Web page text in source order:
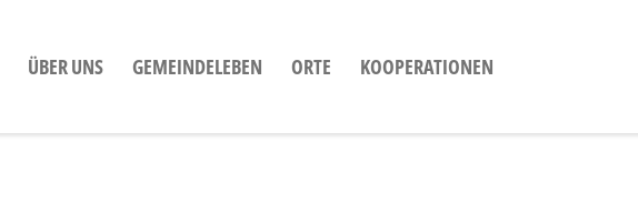
ÜBER UNS GEMEINDELEBEN ORTE KOOPERATIONEN